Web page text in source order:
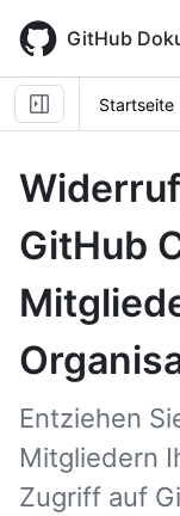
main
content
GitHub
Startseite
GitHub
Entziehen
Mitgliedern
Zugriff auf